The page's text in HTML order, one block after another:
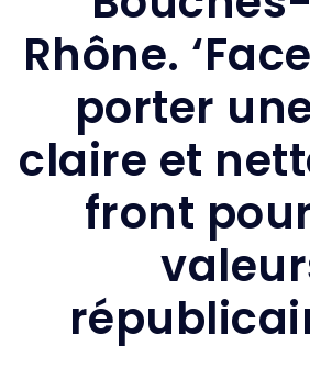
Rhône.
porter
claire et
front